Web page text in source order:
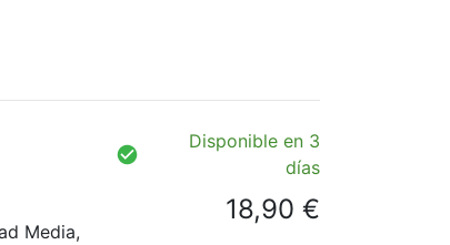
Media,
Disponible en 3
días
18,90 €